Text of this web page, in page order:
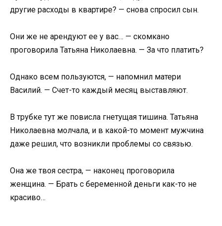
другие расходы в квартире? — снова спросил сын.
Они же не арендуют ее у вас… — скомкано
проговорила Татьяна Николаевна. — За что платить?
Однако всем пользуются, — напомнил матери
Василий. — Счет-то каждый месяц выставляют.
В трубке тут же повисла гнетущая тишина. Татьяна
Николаевна молчала, и в какой-то момент мужчина
даже решил, что возникли проблемы со связью.
Она же твоя сестра, — наконец проговорила
женщина. — Брать с беременной деньги как-то не
красиво…